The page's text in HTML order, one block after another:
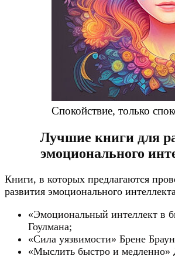
Спокойствие, только
Лучшие книги для
эмоционального
Книги, в которых предлагаются
развития эмоционального
«Эмоциональный интеллект в
Гоулмана;
«Сила уязвимости» Брене
«Мыслить быстро и медленно»